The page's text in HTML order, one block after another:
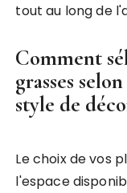
tout au long de
Comment
grasses
style de
Le choix de vos
l'espace